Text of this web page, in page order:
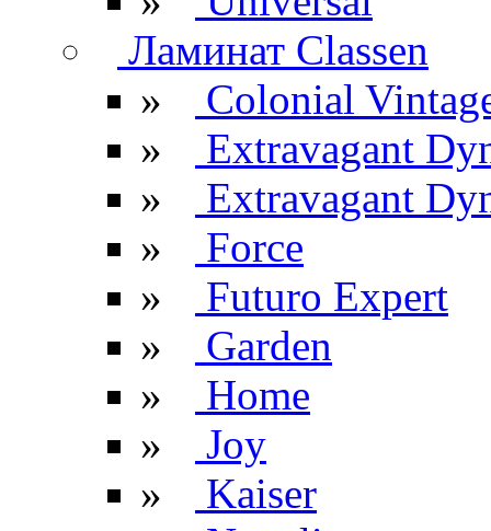
Ламинат Classen
»
Colonial
»
Extravagant
»
Extravagant
»
Force
»
Futuro Expert
»
Garden
»
Home
»
Joy
»
Kaiser